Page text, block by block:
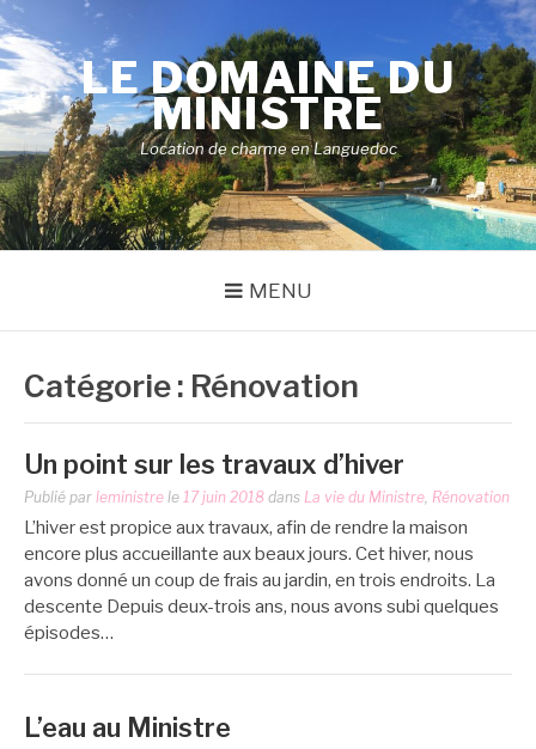
Aller
au
contenu
LE DOMAINE DU
MINISTRE
Location de charme en Languedoc
MENU
Catégorie : Rénovation
Un point sur les travaux d’hiver
Publié par leministre le 17 juin 2018 dans La vie du Ministre, Rénovation
L’hiver est propice aux travaux, afin de rendre la maison
encore plus accueillante aux beaux jours. Cet hiver, nous
avons donné un coup de frais au jardin, en trois endroits. La
descente Depuis deux-trois ans, nous avons subi quelques
épisodes…
L’eau au Ministre